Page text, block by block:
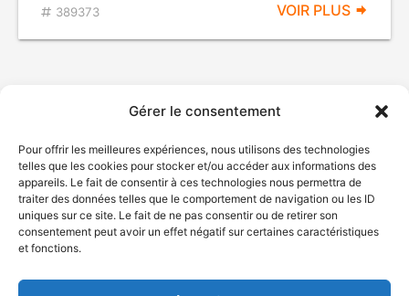
Gérer le consentement
Pour offrir les meilleures expériences, nous utilisons des technologies
telles que les cookies pour stocker et/ou accéder aux informations des
appareils. Le fait de consentir à ces technologies nous permettra de
traiter des données telles que le comportement de navigation ou les ID
uniques sur ce site. Le fait de ne pas consentir ou de retirer son
consentement peut avoir un effet négatif sur certaines caractéristiques
et fonctions.
389373 VOIR PLUS
© Gouvernement du Québec, 2026
Plan du site